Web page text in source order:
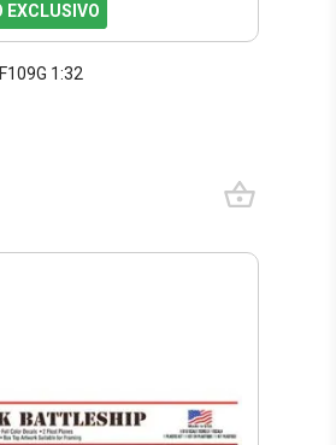
EXCLUSIVO
1:32